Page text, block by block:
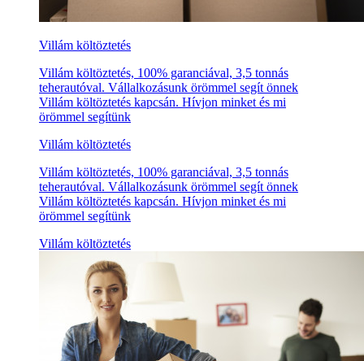
Villám költöztetés
Villám költöztetés, 100% garanciával, 3,5 tonnás
teherautóval. Vállalkozásunk örömmel segít önnek
Villám költöztetés kapcsán. Hívjon minket és mi
örömmel segítünk
Villám költöztetés
Villám költöztetés, 100% garanciával, 3,5 tonnás
teherautóval. Vállalkozásunk örömmel segít önnek
Villám költöztetés kapcsán. Hívjon minket és mi
örömmel segítünk
Villám költöztetés